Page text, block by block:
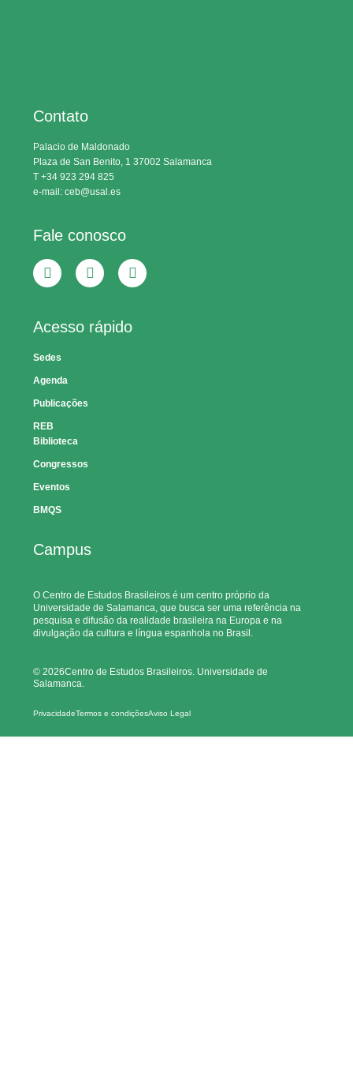
Contato
Palacio de Maldonado
Plaza de San Benito, 1 37002 Salamanca
T +34 923 294 825
e-mail: ceb@usal.es
Fale conosco
Acesso rápido
Sedes
Agenda
Publicações
REB
Biblioteca
Congressos
Eventos
BMQS
Campus
O Centro de Estudos Brasileiros é um centro próprio da
Universidade de Salamanca, que busca ser uma referência na
pesquisa e difusão da realidade brasileira na Europa e na
divulgação da cultura e língua espanhola no Brasil.
© 2026Centro de Estudos Brasileiros. Universidade de
Salamanca.
PrivacidadeTermos e condiçõesAviso Legal